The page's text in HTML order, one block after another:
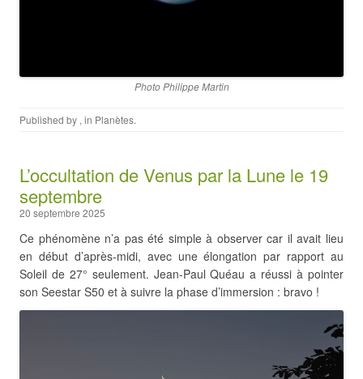
Photo Philippe Martin
Published by , in Planètes.
L’occultation de Venus par la Lune le 19
septembre
20 septembre 2025
Ce phénomène n’a pas été simple à observer car il avait lieu
en début d’après-midi, avec une élongation par rapport au
Soleil de 27° seulement. Jean-Paul Quéau a réussi à pointer
son Seestar S50 et à suivre la phase d’immersion : bravo !